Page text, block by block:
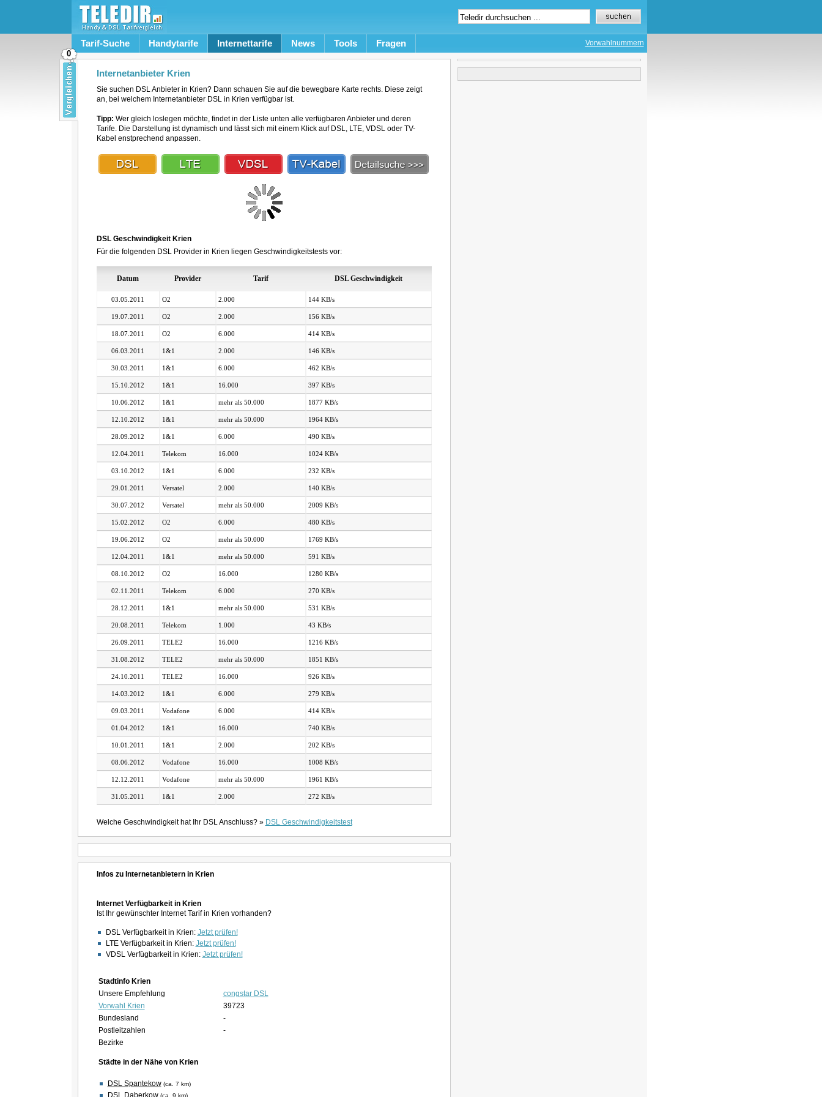
Tarif-Suche Handytarife Internettarife News Tools Fragen Vorwahlnummern
Internetanbieter Krien
Sie suchen DSL Anbieter in Krien? Dann schauen Sie auf die bewegbare Karte rechts. Diese zeigt
an, bei welchem Internetanbieter DSL in Krien verfügbar ist.
Tipp: Wer gleich loslegen möchte, findet in der Liste unten alle verfügbaren Anbieter und deren
Tarife. Die Darstellung ist dynamisch und lässt sich mit einem Klick auf DSL, LTE, VDSL oder TV-
Kabel enstprechend anpassen.
DSL Geschwindigkeit Krien
Für die folgenden DSL Provider in Krien liegen Geschwindigkeitstests vor:
Datum Provider Tarif DSL Geschwindigkeit
03.05.2011 O2 2.000 144 KB/s
19.07.2011 O2 2.000 156 KB/s
18.07.2011 O2 6.000 414 KB/s
06.03.2011 1&1 2.000 146 KB/s
30.03.2011 1&1 6.000 462 KB/s
15.10.2012 1&1 16.000 397 KB/s
10.06.2012 1&1 mehr als 50.000 1877 KB/s
12.10.2012 1&1 mehr als 50.000 1964 KB/s
28.09.2012 1&1 6.000 490 KB/s
12.04.2011 Telekom 16.000 1024 KB/s
03.10.2012 1&1 6.000 232 KB/s
29.01.2011 Versatel 2.000 140 KB/s
30.07.2012 Versatel mehr als 50.000 2009 KB/s
15.02.2012 O2 6.000 480 KB/s
19.06.2012 O2 mehr als 50.000 1769 KB/s
12.04.2011 1&1 mehr als 50.000 591 KB/s
08.10.2012 O2 16.000 1280 KB/s
02.11.2011 Telekom 6.000 270 KB/s
28.12.2011 1&1 mehr als 50.000 531 KB/s
20.08.2011 Telekom 1.000 43 KB/s
26.09.2011 TELE2 16.000 1216 KB/s
31.08.2012 TELE2 mehr als 50.000 1851 KB/s
24.10.2011 TELE2 16.000 926 KB/s
14.03.2012 1&1 6.000 279 KB/s
09.03.2011 Vodafone 6.000 414 KB/s
01.04.2012 1&1 16.000 740 KB/s
10.01.2011 1&1 2.000 202 KB/s
08.06.2012 Vodafone 16.000 1008 KB/s
12.12.2011 Vodafone mehr als 50.000 1961 KB/s
31.05.2011 1&1 2.000 272 KB/s
Welche Geschwindigkeit hat Ihr DSL Anschluss? » DSL Geschwindigkeitstest
Infos zu Internetanbietern in Krien
Internet Verfügbarkeit in Krien
Ist Ihr gewünschter Internet Tarif in Krien vorhanden?
DSL Verfügbarkeit in Krien: Jetzt prüfen!
LTE Verfügbarkeit in Krien: Jetzt prüfen!
VDSL Verfügbarkeit in Krien: Jetzt prüfen!
Stadtinfo Krien
Unsere Empfehlung
congstar DSL
Vorwahl Krien
39723
Bundesland
-
Postleitzahlen
-
Bezirke
Städte in der Nähe von Krien
DSL Spantekow (ca. 7 km)
DSL Daberkow (ca. 9 km)
0